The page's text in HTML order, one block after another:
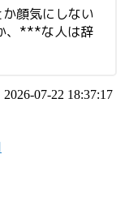
顔気にしない
、***な人は辞
2026-07-22 18:37:17